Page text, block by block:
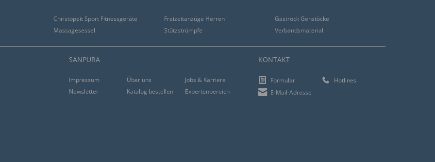
Christopeit Sport Fitnessgeräte Freizeitanzüge Herren
Gastrock Gehstöcke
Massagesessel Stützstrümpfe Verbandsmaterial
SANPURA
Impressum Über uns
Jobs & Karriere
Newsletter
Katalog bestellen Expertenbereich
KONTAKT
Formular
Hotlines
E-Mail-Adresse